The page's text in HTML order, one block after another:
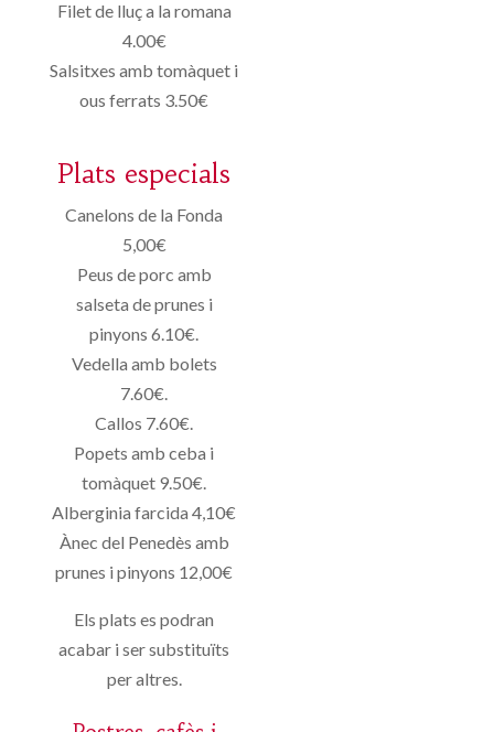
Filet de lluç a la romana
4.00€
Salsitxes amb tomàquet i
ous ferrats 3.50€
Plats especials
Canelons de la Fonda
5,00€
Peus de porc amb
salseta de prunes i
pinyons 6.10€.
Vedella amb bolets
7.60€.
Callos 7.60€.
Popets amb ceba i
tomàquet 9.50€.
Alberginia farcida 4,10€
Ànec del Penedès amb
prunes i pinyons 12,00€
Els plats es podran
acabar i ser substituïts
per altres.